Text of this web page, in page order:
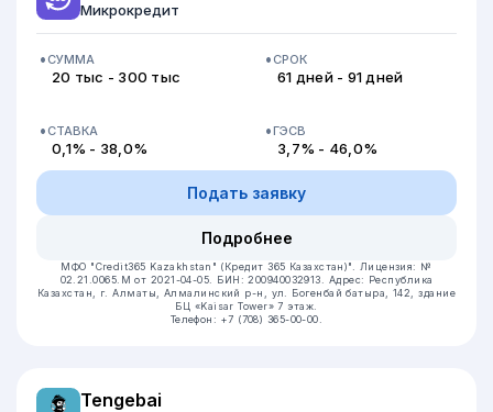
Микрокредит
СУММА
20 тыс - 300 тыс
СРОК
61 дней - 91 дней
СТАВКА
0,1% - 38,0%
ГЭСВ
3,7% - 46,0%
Подать заявку
Подробнее
МФО "Credit365 Kazakhstan" (Кредит 365 Казахстан)".
Лицензия: №
02.21.0065.M от 2021-04-05. БИН: 200940032913. Адрес: Республика
Казахстан, г. Алматы, Алмалинский р-н, ул. Богенбай батыра, 142, здание
БЦ «Kaisar Tower» 7 этаж.
Телефон: +7 (708) 365-00-00.
Tengebai